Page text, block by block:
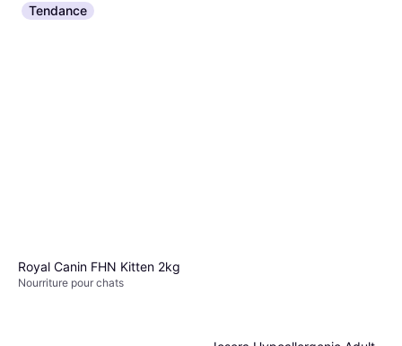
Tendance
Royal Canin FHN Kitten 2kg
Nourriture pour chats